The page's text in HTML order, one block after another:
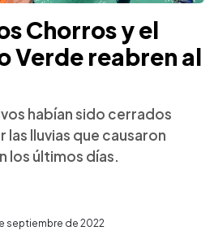
Chorros y el
Verde reabren al
habían sido cerrados
lluvias que causaron
los últimos días.
septiembre de 2022